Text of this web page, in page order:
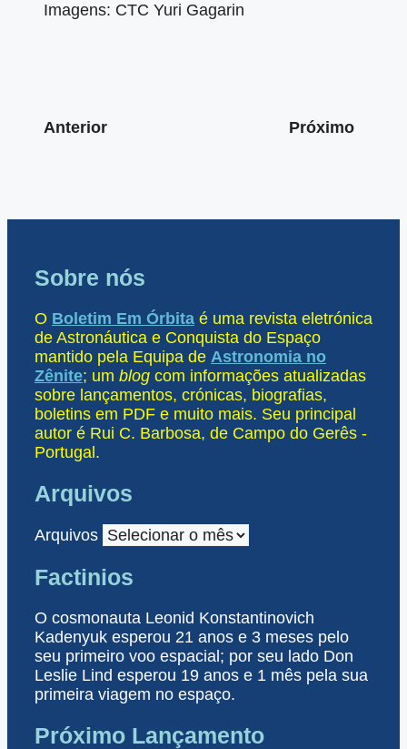
Imagens: CTC Yuri Gagarin
Anterior Próximo
Sobre nós
O Boletim Em Órbita é uma revista eletrónica
de Astronáutica e Conquista do Espaço
mantido pela Equipa de Astronomia no
Zênite; um blog com informações atualizadas
sobre lançamentos, crónicas, biografias,
boletins em PDF e muito mais. Seu principal
autor é Rui C. Barbosa, de Campo do Gerês -
Portugal.
Arquivos
Arquivos
Factinios
O cosmonauta Leonid Konstantinovich
Kadenyuk esperou 21 anos e 3 meses pelo
seu primeiro voo espacial; por seu lado Don
Leslie Lind esperou 19 anos e 1 mês pela sua
primeira viagem no espaço.
Próximo Lançamento